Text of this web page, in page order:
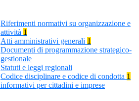
Riferimenti normativi su organizzazione e
attività 1
Atti amministrativi generali 1
Documenti di programmazione strategico-
gestionale
Statuti e leggi regionali
Codice disciplinare e codice di condotta 1
per cittadini e imprese